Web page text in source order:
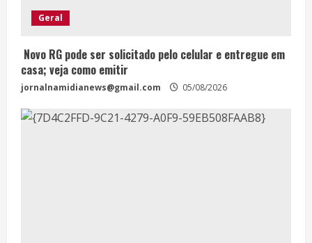
Geral
Novo RG pode ser solicitado pelo celular e entregue em
casa; veja como emitir
jornalnamidianews@gmail.com 05/08/2026